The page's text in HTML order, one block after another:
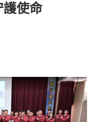
護使命